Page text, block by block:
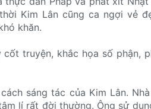
Kim Lân cũng ca ngợi vẻ
khăn.
truyện, khắc họa số phận,
sáng tác của Kim Lân.
lí rất đời thường. Ông sử